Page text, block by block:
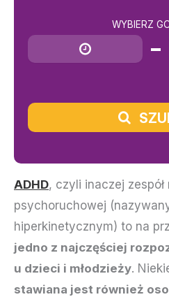
WYBIERZ
Godzina rozpoczęcia
Godzina zakończenia
ADHD, czyli inaczej
psychoruchowej
hiperkinetycznym) to na
jedno z najczęściej
u dzieci i młodzieży.
stawiana jest również